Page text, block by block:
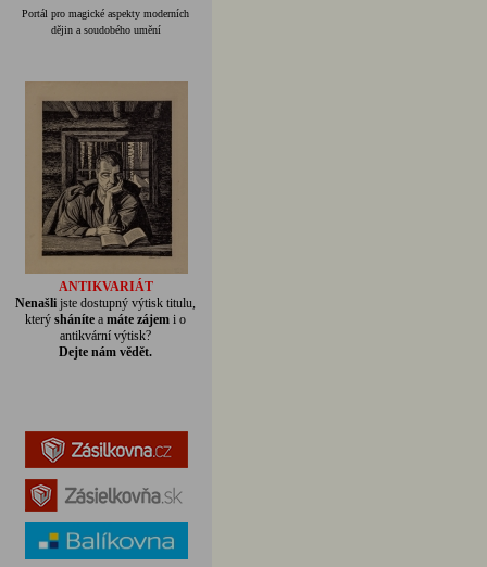
Portál pro magické aspekty moderních
dějin a soudobého umění
ANTIKVARIÁT
Nenašli jste dostupný výtisk titulu,
kterýsháníte amáte zájem i o
antikvární výtisk?
Dejte nám vědět.